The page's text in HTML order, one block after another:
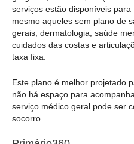
serviços estão disponíveis
mesmo aqueles sem plano de
gerais, dermatologia, saúde
cuidados das costas e
taxa fixa.
Este plano é melhor projetado
não há espaço para
serviço médico geral pode ser
socorro.